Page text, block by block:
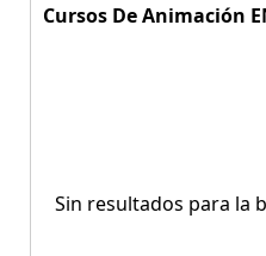
Cursos De Animación
Sin resultados para la